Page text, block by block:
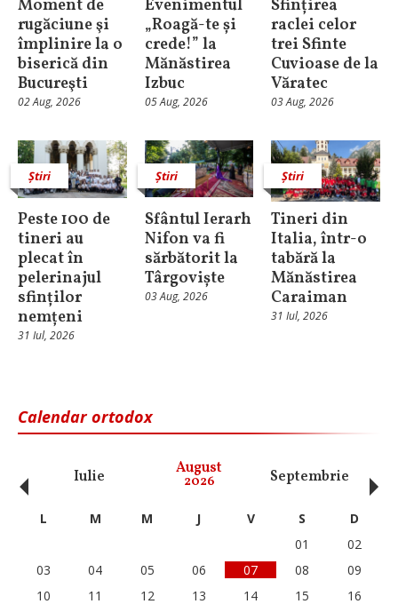
Moment de
rugăciune şi
împlinire la o
biserică din
Bucureşti
02 Aug, 2026
Evenimentul
„Roagă-te și
crede!” la
Mănăstirea
Izbuc
05 Aug, 2026
Sfințirea
raclei celor
trei Sfinte
Cuvioase de la
Văratec
03 Aug, 2026
Știri
Peste 100 de
tineri au
plecat în
pelerinajul
sfinților
nemțeni
31 Iul, 2026
Știri
Sfântul Ierarh
Nifon va fi
sărbătorit la
Târgoviște
03 Aug, 2026
Știri
Tineri din
Italia, într-o
tabără la
Mănăstirea
Caraiman
31 Iul, 2026
Calendar ortodox
Iulie August
2026 Septembrie
‹ L M M J V S
D
01
02
03
04 05 06 07 08
09
10
11 12 13 14 15
16